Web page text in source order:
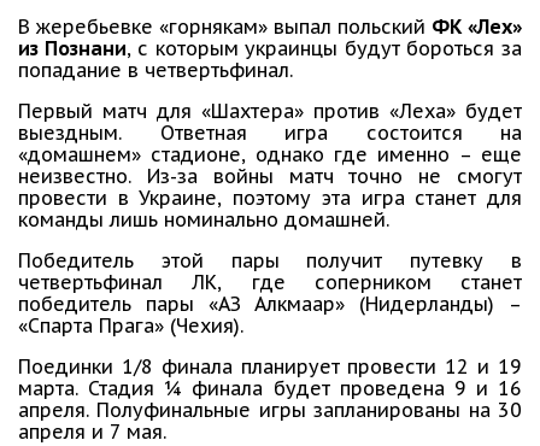
В жеребьевке «горнякам» выпал польский ФК «Лех»
из Познани, с которым украинцы будут бороться за
попадание в четвертьфинал.
Первый матч для «Шахтера» против «Леха» будет
выездным. Ответная игра состоится на
«домашнем» стадионе, однако где именно – еще
неизвестно. Из-за войны матч точно не смогут
провести в Украине, поэтому эта игра станет для
команды лишь номинально домашней.
Победитель этой пары получит путевку в
четвертьфинал ЛК, где соперником станет
победитель пары «АЗ Алкмаар» (Нидерланды) –
«Спарта Прага» (Чехия).
Поединки 1/8 финала планирует провести 12 и 19
марта. Стадия ¼ финала будет проведена 9 и 16
апреля. Полуфинальные игры запланированы на 30
апреля и 7 мая.